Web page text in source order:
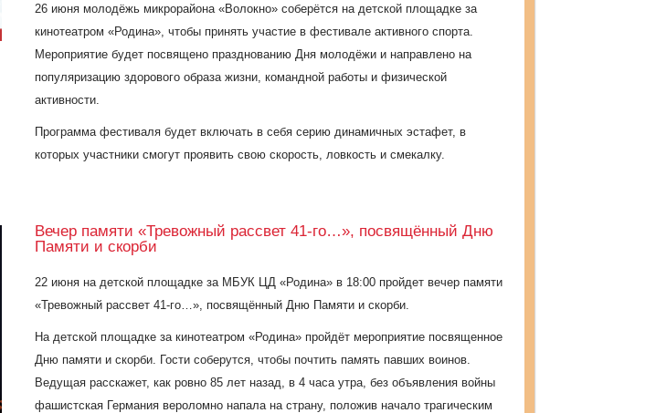
26 июня молодёжь микрорайона «Волокно» соберётся на детской площадке за
кинотеатром «Родина», чтобы принять участие в фестивале активного спорта.
Мероприятие будет посвящено празднованию Дня молодёжи и направлено на
популяризацию здорового образа жизни, командной работы и физической
активности.
Программа фестиваля будет включать в себя серию динамичных эстафет, в
которых участники смогут проявить свою скорость, ловкость и смекалку.
Вечер памяти «Тревожный рассвет 41-го…», посвящённый Дню
Памяти и скорби
22 июня на детской площадке за МБУК ЦД «Родина» в 18:00 пройдет вечер памяти
«Тревожный рассвет 41-го…», посвящённый Дню Памяти и скорби.
На детской площадке за кинотеатром «Родина» пройдёт мероприятие посвященное
Дню памяти и скорби. Гости соберутся, чтобы почтить память павших воинов.
Ведущая расскажет, как ровно 85 лет назад, в 4 часа утра, без объявления войны
фашистская Германия вероломно напала на страну, положив начало трагическим